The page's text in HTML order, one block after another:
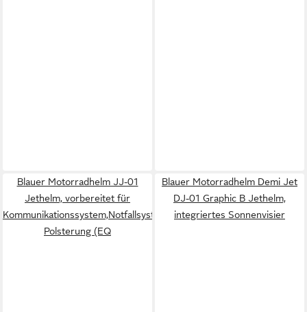
Blauer Motorradhelm JJ-01
Jethelm, vorbereitet für
Kommunikationssystem,Notfallsystem-
Polsterung (EQ
Blauer Motorradhelm Demi Jet
DJ-01 Graphic B Jethelm,
integriertes Sonnenvisier